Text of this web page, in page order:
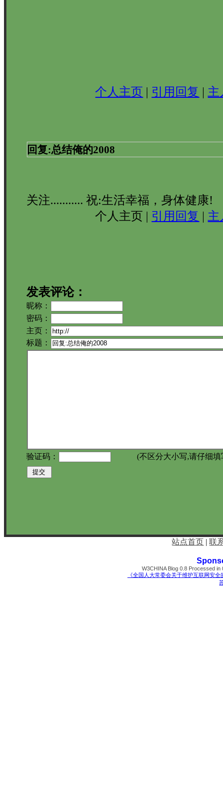
个人主页 | 引用回复 | 主
回复:总结俺的2008
关注........... 祝:生活幸福，身体健康!
个人主页 | 引用回复 | 主
发表评论：
昵称：
密码：
主页：
标题：
验证码： (不区分大小写,请仔细
站点首页 |联
W3CHINA Blog 0.8 Processed
《全国人大常委会关于维护互联网安全